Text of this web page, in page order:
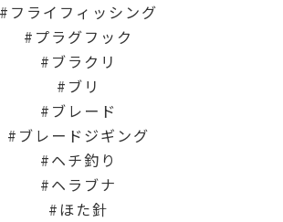
フライフィッシング
プラグフック
ブラクリ
ブリ
ブレード
ブレードジギング
ヘチ釣り
ヘラブナ
ほた針